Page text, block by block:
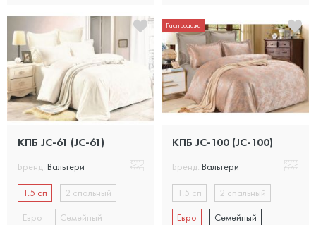
КПБ JC-61 (JC-61)
Бренд: Вальтери
1.5 сп
2 спальный
Евро
Семейный
Распродажа
КПБ JC-100 (JC-100)
Бренд: Вальтери
1.5 сп
2 спальный
Евро
Семейный